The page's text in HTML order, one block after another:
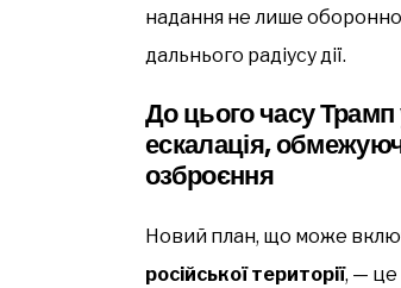
надання не лише
дальнього радіусу дії.
До цього часу Трамп
ескалація,
озброєння
Новий план, що може
російської території, — це